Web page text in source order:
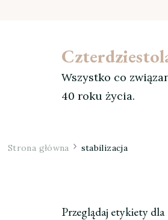
Wszystko co
40 roku życia.
Strona główna stabilizacja
Przeglądaj etykiety dla